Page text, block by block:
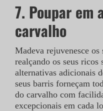
7. Poupar em
carvalho
Madeva rejuvenesce os
realçando os seus ricos
alternativas adicionais
seus barris forneçam
do carvalho com
excepcionais em cada